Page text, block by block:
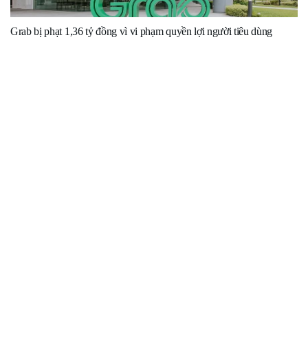
Grab bị phạt 1,36 tỷ đồng vì vi phạm quyền lợi người tiêu dùng